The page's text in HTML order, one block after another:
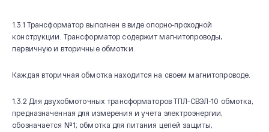
1.3.1 Трансформатор выполнен в виде опорно-проходной
конструкции. Трансформатор содержит магнитопроводы,
первичную и вторичные обмотки.
Каждая вторичная обмотка находится на своем магнитопроводе.
1.3.2 Для двухобмоточных трансформаторов ТПЛ-СВЭЛ-10 обмотка,
предназначенная для измерения и учета электроэнергии,
обозначается №1; обмотка для питания цепей защиты,